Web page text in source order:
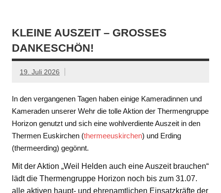
KLEINE AUSZEIT – GROSSES D
ANKESCHÖN!
19. Juli 2026
In den vergangenen Tagen haben einige Kameradinnen und
Kameraden unserer Wehr die tolle Aktion der Thermengruppe
Horizon genutzt und sich eine wohlverdiente Auszeit in den
Thermen Euskirchen (thermeeuskirchen) und Erding
(thermeerding) gegönnt.
Mit der Aktion „Weil Helden auch eine Auszeit brauchen“
lädt die Thermengruppe Horizon noch bis zum 31.07.
alle aktiven haupt- und ehrenamtlichen Einsatzkräfte der